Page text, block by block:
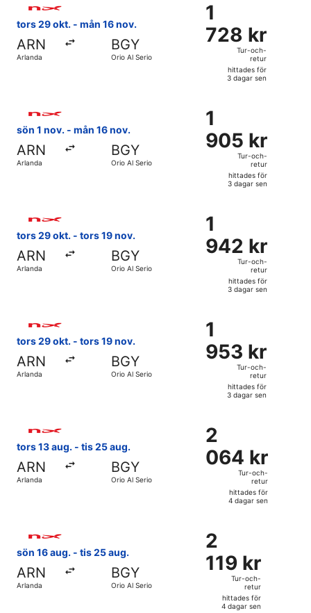
tors 29 okt. - mån 16 nov.
ARN
Arlanda
BGY
Orio Al Serio
1
728 kr
Tur-
retur,
hittades
dagar
sen
1
728 kr
Tur-och-
retur
hittades för
3 dagar sen
sön 1 nov. - mån 16 nov.
ARN
Arlanda
BGY
Orio Al Serio
1
905 kr
Tur-
retur,
hittades
dagar
sen
1
905 kr
Tur-och-
retur
hittades för
3 dagar sen
tors 29 okt. - tors 19 nov.
ARN
Arlanda
BGY
Orio Al Serio
1
942 kr
Tur-
retur,
hittades
dagar
sen
1
942 kr
Tur-och-
retur
hittades för
3 dagar sen
tors 29 okt. - tors 19 nov.
ARN
Arlanda
BGY
Orio Al Serio
1
953 kr
Tur-
retur,
hittades
dagar
sen
1
953 kr
Tur-och-
retur
hittades för
3 dagar sen
tors 13 aug. - tis 25 aug.
ARN
Arlanda
BGY
Orio Al Serio
2
064 kr
Tur-
retur,
hittades
dagar
sen
2
064 kr
Tur-och-
retur
hittades för
4 dagar sen
sön 16 aug. - tis 25 aug.
ARN
Arlanda
BGY
Orio Al Serio
2
119 kr
Tur-
retur,
hittades
2
119 kr
Tur-och-
retur
hittades för
4 dagar sen